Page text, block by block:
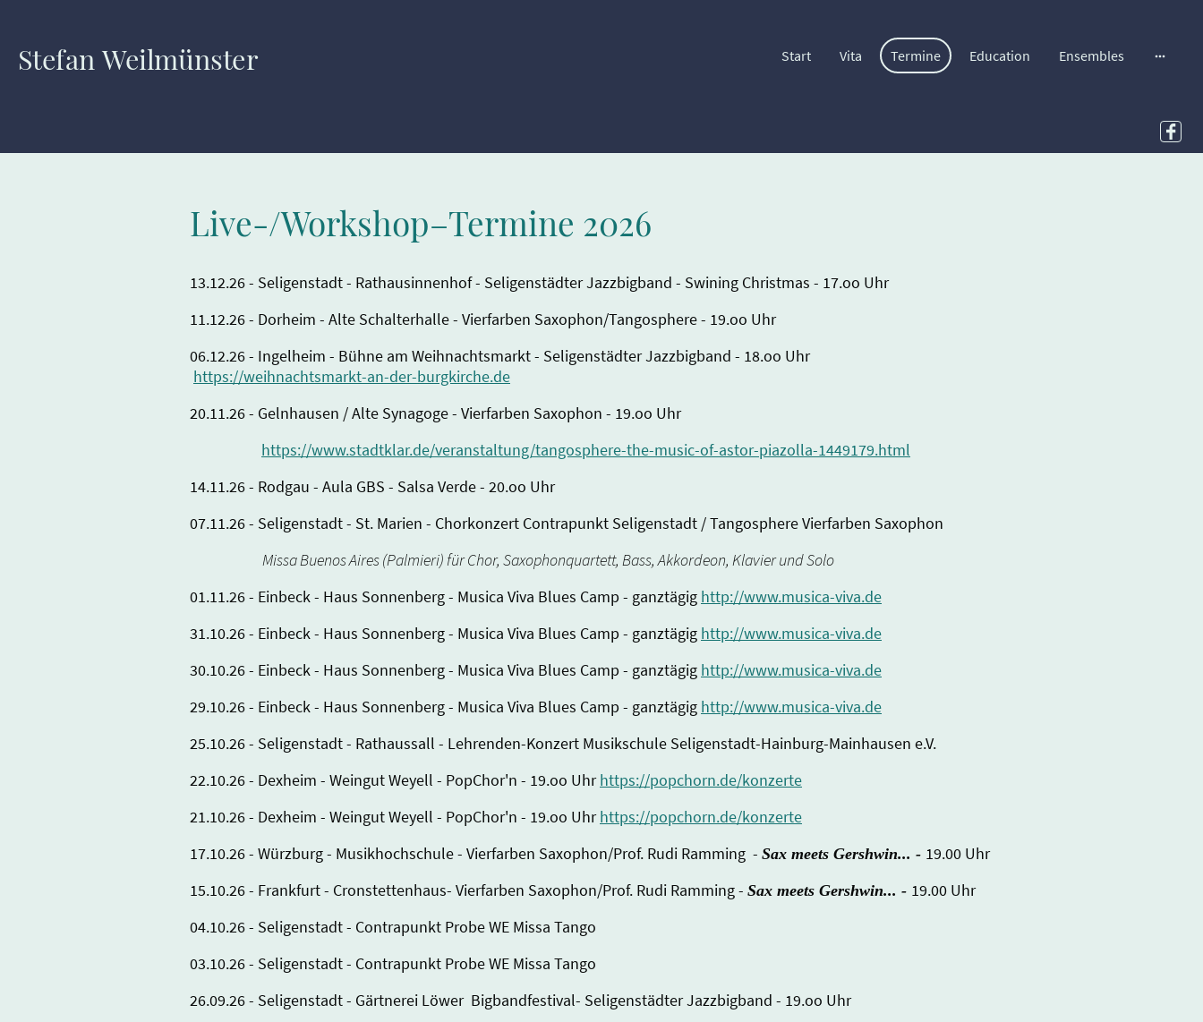
Stefan Weilmünster Start Vita Termine Education Ensembles
Live-/Workshop–Termine 2026
13.12.26 - Seligenstadt - Rathausinnenhof - Seligenstädter Jazzbigband - Swining Christmas - 17.oo Uhr
11.12.26 - Dorheim - Alte Schalterhalle - Vierfarben Saxophon/Tangosphere - 19.oo Uhr
06.12.26 - Ingelheim - Bühne am Weihnachtsmarkt - Seligenstädter Jazzbigband - 18.oo Uhr
https://weihnachtsmarkt-an-der-burgkirche.de
20.11.26 - Gelnhausen / Alte Synagoge - Vierfarben Saxophon - 19.oo Uhr
https://www.stadtklar.de/veranstaltung/tangosphere-the-music-of-astor-piazolla-1449179.html
14.11.26 - Rodgau - Aula GBS - Salsa Verde - 20.oo Uhr
07.11.26 - Seligenstadt - St. Marien - Chorkonzert Contrapunkt Seligenstadt / Tangosphere Vierfarben Saxophon
Missa Buenos Aires (Palmieri) für Chor, Saxophonquartett, Bass, Akkordeon, Klavier und Solo
01.11.26 - Einbeck - Haus Sonnenberg - Musica Viva Blues Camp - ganztägig http://www.musica-viva.de
31.10.26 - Einbeck - Haus Sonnenberg - Musica Viva Blues Camp - ganztägig http://www.musica-viva.de
30.10.26 - Einbeck - Haus Sonnenberg - Musica Viva Blues Camp - ganztägig http://www.musica-viva.de
29.10.26 - Einbeck - Haus Sonnenberg - Musica Viva Blues Camp - ganztägig http://www.musica-viva.de
25.10.26 - Seligenstadt - Rathaussall - Lehrenden-Konzert Musikschule Seligenstadt-Hainburg-Mainhausen e.V.
22.10.26 - Dexheim - Weingut Weyell - PopChor'n - 19.oo Uhrhttps://popchorn.de/konzerte
21.10.26 - Dexheim - Weingut Weyell - PopChor'n - 19.oo Uhrhttps://popchorn.de/konzerte
17.10.26 - Würzburg - Musikhochschule - Vierfarben Saxophon/Prof. Rudi Ramming - Sax meets Gershwin... - 19.00 Uhr
15.10.26 - Frankfurt - Cronstettenhaus- Vierfarben Saxophon/Prof. Rudi Ramming - Sax meets Gershwin... - 19.00 Uhr
04.10.26 - Seligenstadt - Contrapunkt Probe WE Missa Tango
03.10.26 - Seligenstadt - Contrapunkt Probe WE Missa Tango
26.09.26 - Seligenstadt - Gärtnerei Löwer Bigbandfestival- Seligenstädter Jazzbigband - 19.oo Uhr